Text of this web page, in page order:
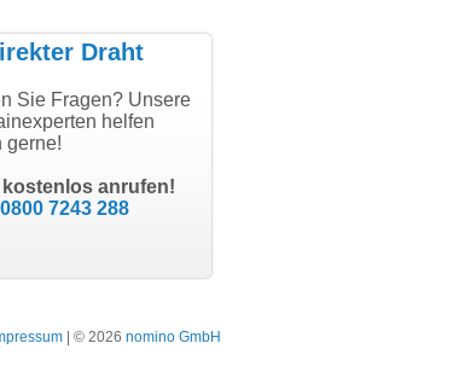
vielen
software GbR
Landau an der Isar
"Vielen Dank für den
AuthCode - hat alles prima
Draht
Sie Fragen? Unsere
helfen
gerne!
anrufen!
0800 7243 288
| © 2026 nomino GmbH